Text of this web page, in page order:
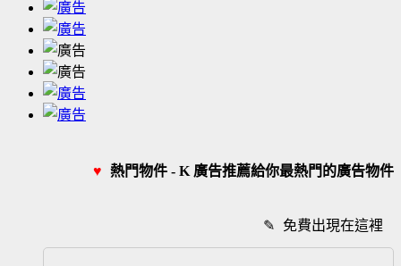
♥ 熱門物件 - K 廣告推薦給你最熱門的廣告物件
✎ 免費出現在這裡